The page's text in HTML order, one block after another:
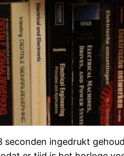
ingedrukt